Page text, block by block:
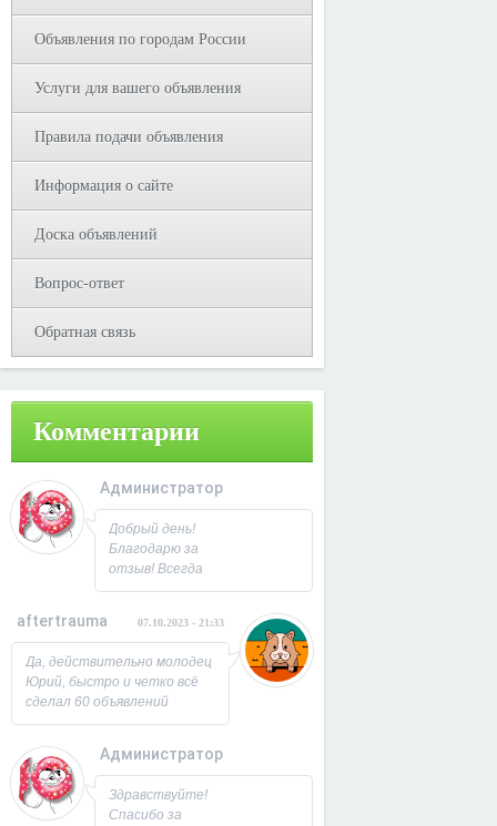
Объявления по городам России
Услуги для вашего объявления
Правила подачи объявления
Информация о сайте
Доска объявлений
Вопрос-ответ
Обратная связь
Комментарии
Администратор
08.10.2023 - 09:31
Добрый день!
Благодарю за
отзыв! Всегда
рад
С Уважением,
aftertrauma 07.10.2023 - 21:33
Да, действительно молодец
Юрий, быстро и четко всё
сделал 60 объявлений
разместил, всё работает,
страницы выросла в 2 раза
спасибо! Буду ещё
заказывать, советую!
Администратор
26.09.2023 - 07:33
Здравствуйте!
Спасибо за